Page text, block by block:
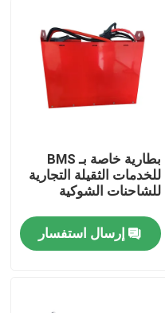
بطارية خاصة بـ BMS
للخدمات الثقيلة التجارية
للشاحنات الشوكية
إرسال استفسار